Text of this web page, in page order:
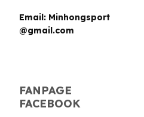
Email: Minhongsport
@gmail.com
FANPAGE
FACEBOOK